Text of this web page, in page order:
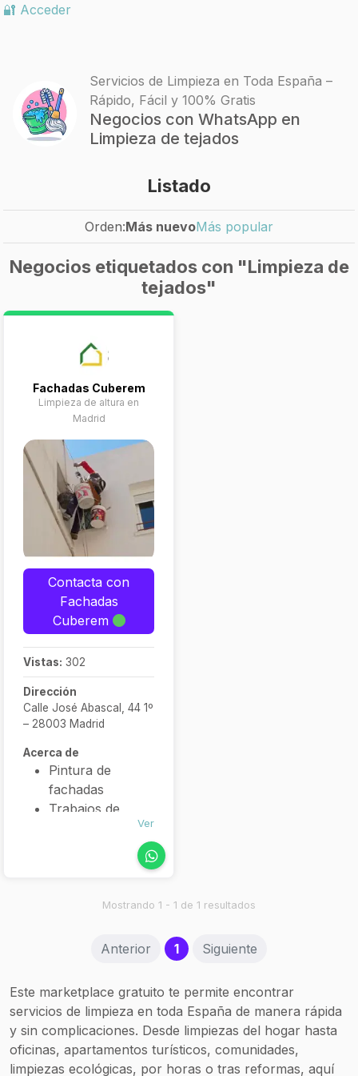
🔐 Acceder
Servicios de Limpieza en Toda España –
Rápido, Fácil y 100% Gratis
Negocios con WhatsApp en
Limpieza de tejados
Listado
Orden:Más nuevoMás popular
Negocios etiquetados con "Limpieza de
tejados"
Fachadas Cuberem
Limpieza de altura en
Madrid
Contacta con
Fachadas
Cuberem
Vistas: 302
Dirección
Calle José Abascal, 44 1º
– 28003 Madrid
Acerca de
Pintura de
fachadas
Trabajos de
Impermeabilización
canalones y
tejados y
canalones
Mantenimiento
para
Ver
Mostrando 1 - 1 de 1 resultados
Anterior 1(current)
Siguiente
Este marketplace gratuito te permite encontrar
servicios de limpieza en toda España de manera rápida
y sin complicaciones. Desde limpiezas del hogar hasta
oficinas, apartamentos turísticos, comunidades,
limpiezas ecológicas, por horas o tras reformas, aquí